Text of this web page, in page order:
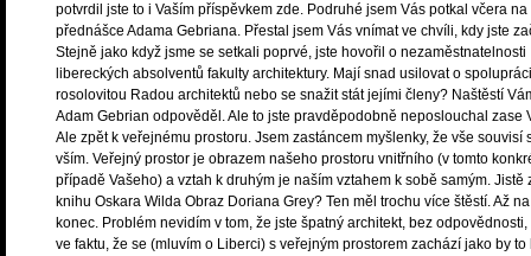
potvrdil jste to i Vaším příspěvkem zde. Podruhé jsem Vás potkal včera na
přednášce Adama Gebriana. Přestal jsem Vás vnímat ve chvíli, kdy jste
Stejně jako když jsme se setkali poprvé, jste hovořil o nezaměstnatelnosti
libereckých absolventů fakulty architektury. Mají snad usilovat o
rosolovitou Radou architektů nebo se snažit stát jejími členy? Naštěstí
Adam Gebrian odpověděl. Ale to jste pravděpodobně neposlouchal zase
Ale zpět k veřejnému prostoru. Jsem zastáncem myšlenky, že vše souvisí
vším. Veřejný prostor je obrazem našeho prostoru vnitřního (v tomto
případě Vašeho) a vztah k druhým je naším vztahem k sobě samým. Jistě
knihu Oskara Wilda Obraz Doriana Grey? Ten měl trochu více štěstí. Až
konec. Problém nevidím v tom, že jste špatný architekt, bez odpovědnosti,
ve faktu, že se (mluvím o Liberci) s veřejným prostorem zachází jako by to